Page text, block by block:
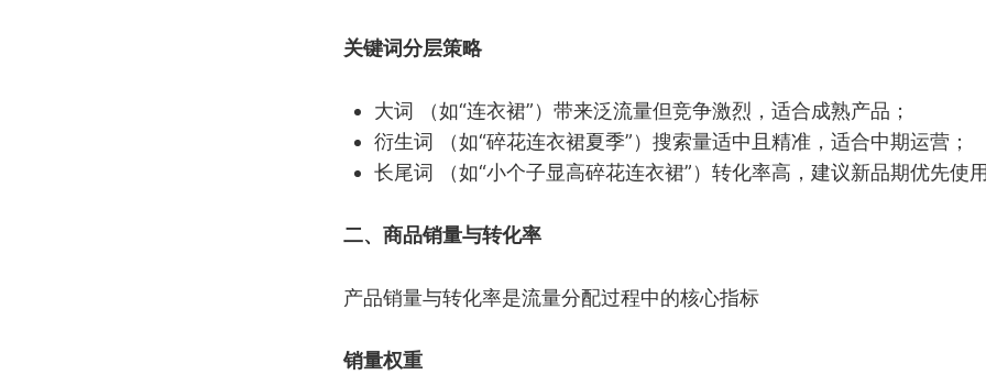
关键词分层策略
大词 （如“连衣裙”）带来泛流量但竞争激烈，适合成熟产品；
衍生词 （如“碎花连衣裙夏季”）搜索量适中且精准，适合中期运营；
长尾词 （如“小个子显高碎花连衣裙”）转化率高，建议新品期优先使用
二、商品销量与转化率
产品销量与转化率是流量分配过程中的核心指标
销量权重